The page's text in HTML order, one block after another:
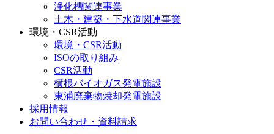
浄化槽関連事業
土木・建築・下水道関連事業
環境・CSR活動
環境・CSR活動
ISOの取り組み
CSR活動
横根バイオガス発電施設
東浦廃棄物焼却発電施設
採用情報
お問い合わせ・資料請求